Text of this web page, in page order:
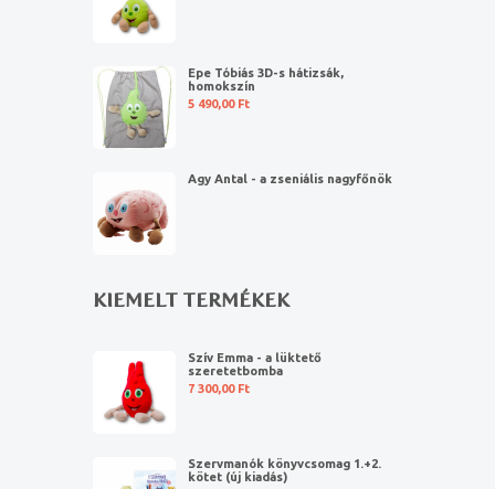
Epe Tóbiás 3D-s hátizsák,
homokszín
5 490,00 Ft
Agy Antal - a zseniális nagyfőnök
KIEMELT TERMÉKEK
Szív Emma - a lüktető
szeretetbomba
7 300,00 Ft
Szervmanók könyvcsomag 1.+2.
kötet (új kiadás)